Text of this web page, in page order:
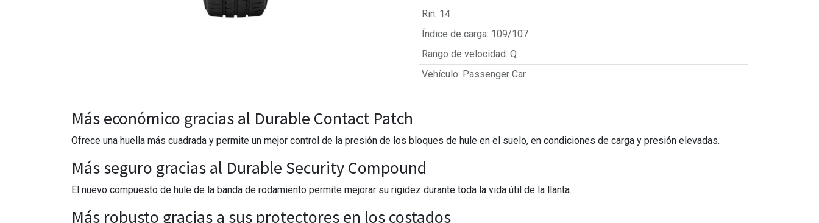
Rin: 14
Índice de carga: 109/107
Rango de velocidad: Q
Vehículo: Passenger Car
Más económico gracias al Durable Contact Patch
Ofrece una huella más cuadrada y permite un mejor control de la presión de los bloques de hule en el suelo, en condiciones de carga y presión elevadas.
Más seguro gracias al Durable Security Compound
El nuevo compuesto de hule de la banda de rodamiento permite mejorar su rigidez durante toda la vida útil de la llanta.
Más robusto gracias a sus protectores en los costados